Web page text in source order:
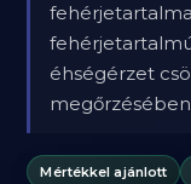
éhségérzet
Mértékkel ajánlott